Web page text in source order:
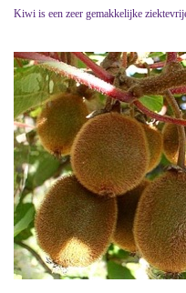
Kiwi is een zeer gemakkelijke